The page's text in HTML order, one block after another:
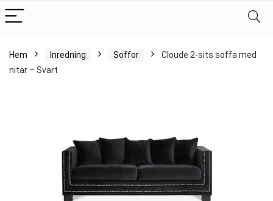
Hem Inredning Soffor
Cloude 2-sits soffa med
nitar – Svart